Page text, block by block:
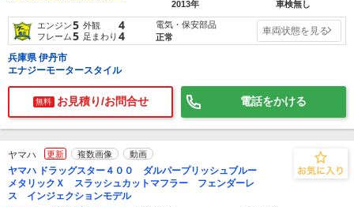
2013年
車検無し
エンジン5 外観 4
フレーム5 足まわり 4
電気・保安部品
正常
車両状態を見る
兵庫県 伊丹市
エナジーモータースタイル
無料 お見積り/お問合せ 電話をかける
ヤマハ 更新 複数画像 動画
ヤマハ ドラッグスター４００ ダルパープリッシュブルー
メタリックＸ スラッシュカットマフラー フェンダーレ
ス インジェクションモデル